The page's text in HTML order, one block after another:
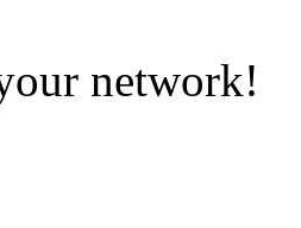
network!